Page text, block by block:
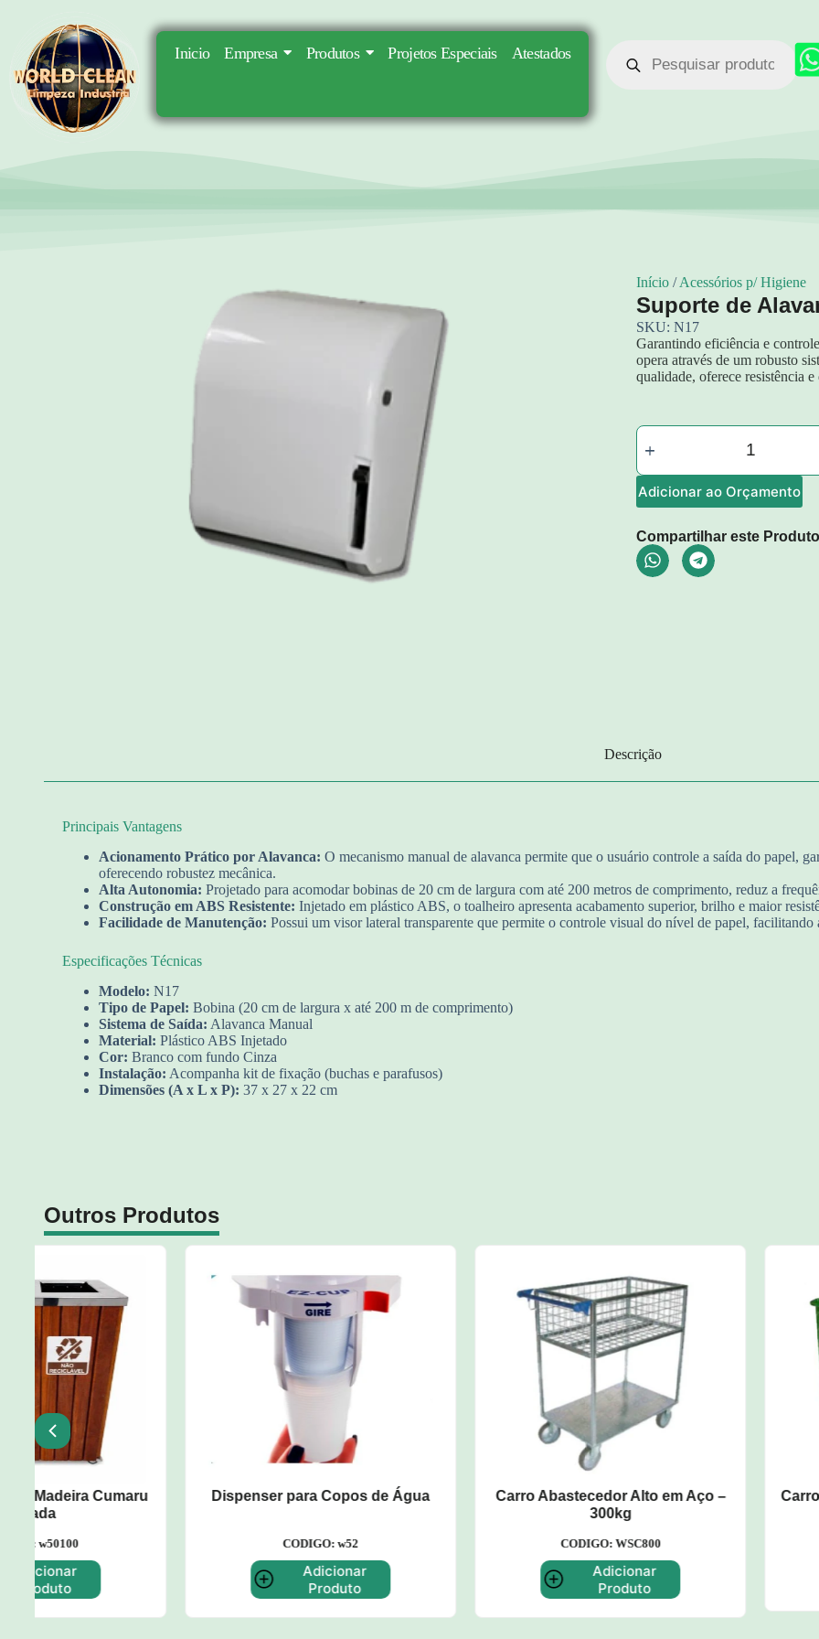
Inicio Empresa Produtos Projetos Especiais Atestados
Início /Acessórios p/ Higiene
Suporte de
SKU: N17
Garantindo eficiência e
opera através de um robusto
qualidade, oferece resistência
Adicionar ao Orçamento
Compartilhar este
Descrição
Principais Vantagens
Acionamento Prático por Alavanca: O mecanismo manual de alavanca permite que o usuário controle a saída do papel,
oferecendo robustez mecânica.
Alta Autonomia: Projetado para acomodar bobinas de 20 cm de largura com até 200 metros de comprimento, reduz a
Construção em ABS Resistente: Injetado em plástico ABS, o toalheiro apresenta acabamento superior, brilho e maior
Facilidade de Manutenção: Possui um visor lateral transparente que permite o controle visual do nível de papel,
Especificações Técnicas
Modelo: N17
Tipo de Papel: Bobina (20 cm de largura x até 200 m de comprimento)
Sistema de Saída: Alavanca Manual
Material: Plástico ABS Injetado
Cor: Branco com fundo Cinza
Instalação: Acompanha kit de fixação (buchas e parafusos)
Dimensões (A x L x P): 37 x 27 x 22 cm
Outros Produtos
Dispenser para Copos de Água
Carro Abastecedor Alto em Aço –
Carro Plataforma